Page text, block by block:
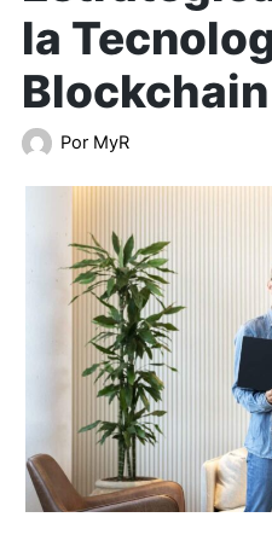
la
Blockchain
Por MyR